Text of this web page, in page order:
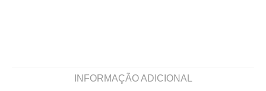
INFORMAÇÃO ADICIONAL